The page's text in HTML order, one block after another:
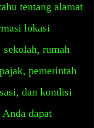
tentang alamat
lokasi
sekolah, rumah
pemerintah
dan kondisi
dapat